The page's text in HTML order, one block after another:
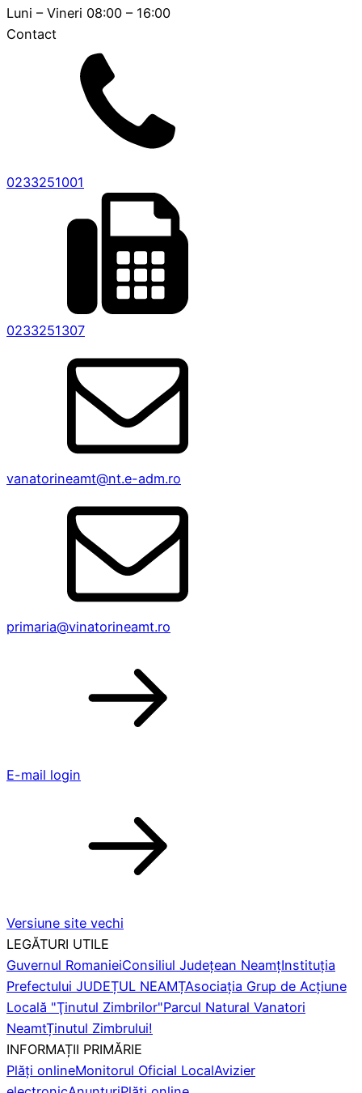
Luni – Vineri 08:00 – 16:00
Contact
0233251001
0233251307
vanatorineamt@nt.e-adm.ro
primaria@vinatorineamt.ro
E-mail login
Versiune site vechi
LEGĂTURI UTILE
Guvernul RomanieiConsiliul Județean NeamțInstituția
Prefectului JUDEȚUL NEAMȚAsociaţia Grup de Acţiune
Locală "Ţinutul Zimbrilor"Parcul Natural Vanatori
NeamtȚinutul Zimbrului!
INFORMAȚII PRIMĂRIE
Plăți onlineMonitorul Oficial LocalAvizier